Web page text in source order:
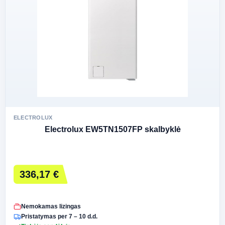
ELECTROLUX
Electrolux EW5TN1507FP skalbyklė
336,17 €
Nemokamas lizingas
Pristatymas per 7 – 10 d.d.